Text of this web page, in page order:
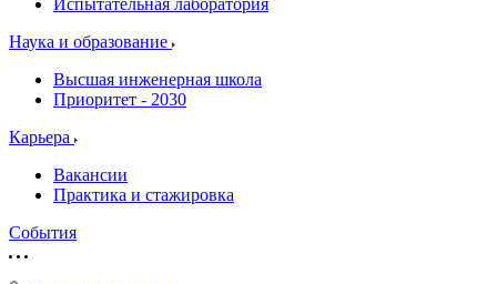
Испытательная лаборатория
Наука и образование
Высшая инженерная школа
Приоритет - 2030
Карьера
Вакансии
Практика и стажировка
События